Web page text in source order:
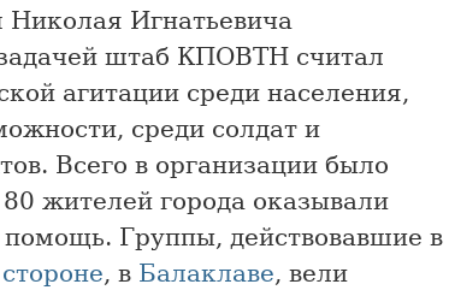
Николая Игнатьевича
штаб КПОВТН считал
агитации среди населения,
среди солдат и
Всего в организации было
жителей города оказывали
Группы, действовавшие в
, в Балаклаве, вели